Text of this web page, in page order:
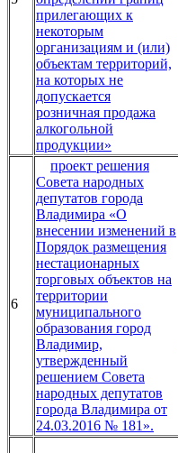
прилегающих к
некоторым
организациям и (или)
объектам территорий,
на которых не
допускается
розничная продажа
алкогольной
продукции»
6
проект решения
Совета народных
депутатов города
Владимира «О
внесении изменений в
Порядок размещения
нестационарных
торговых объектов на
территории
муниципального
образования город
Владимир,
утвержденный
решением Совета
народных депутатов
города Владимира от
24.03.2016 № 181».